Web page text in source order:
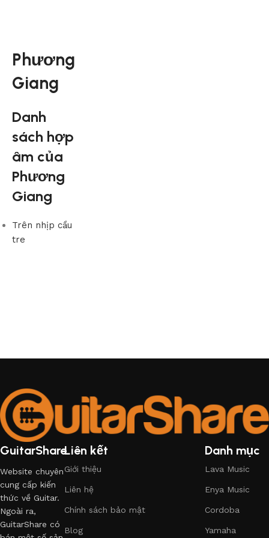
Phương
Giang
Danh
sách hợp
âm của
Phương
Giang
Trên nhịp cầu
tre
GuitarShare
Website chuyên
cung cấp kiến
thức về Guitar.
Ngoài ra,
GuitarShare có
Liên kết
Giới thiệu
Liên hệ
Chính sách bảo mật
Blog
Danh mục
Lava Music
Enya Music
Cordoba
Yamaha